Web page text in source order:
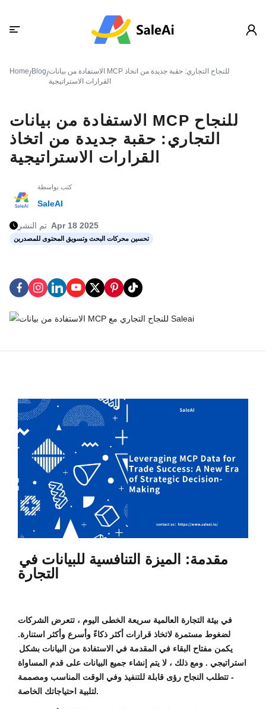
Home/Blog/الاستفادة من بيانات MCP للنجاح التجاري: حقبة جديدة من اتخاذ
القرارات الاستراتيجية
الاستفادة من بيانات MCP للنجاح
التجاري: حقبة جديدة من اتخاذ
القرارات الاستراتيجية
كتب بواسطة
SaleAI
تم النشر Apr 18 2025
تحسين محركات البحث وتسويق المحتوى للمصدرين
مقدمة: الميزة التنافسية للبيانات في
التجارة
في بيئة التجارة العالمية سريعة الخطى اليوم ، تتعرض الشركات
لضغوط مستمرة لاتخاذ قرارات أكثر ذكاءً وأسرع وأكثر استنارة.
يكمن مفتاح البقاء في المقدمة في الاستفادة من البيانات بشكل
استراتيجي . ومع ذلك ، لا يتم إنشاء جميع البيانات على قدم المساواة
- تتطلب النجاح رؤى قابلة للتنفيذ وفي الوقت المناسب ومصممة
لتلبية احتياجاتك الخاصة.